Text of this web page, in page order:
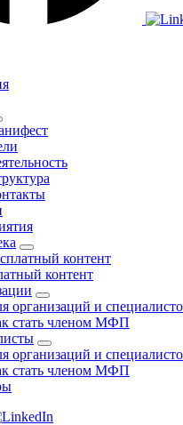
контент
контент
организаций и
стать членом МФП
организаций и
стать членом МФП